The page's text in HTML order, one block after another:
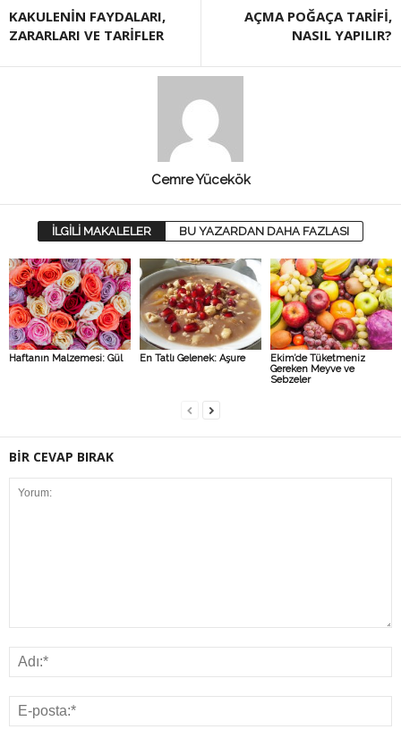
KAKULENİN FAYDALARI,
ZARARLARI VE TARİFLER
AÇMA POĞAÇA TARİFİ,
NASIL YAPILIR?
Cemre Yücekök
İLGİLİ MAKALELER BU YAZARDAN DAHA FAZLASI
Haftanın Malzemesi: Gül En Tatlı Gelenek: Aşure
Ekim’de Tüketmeniz
Gereken Meyve ve
Sebzeler
BİR CEVAP BIRAK